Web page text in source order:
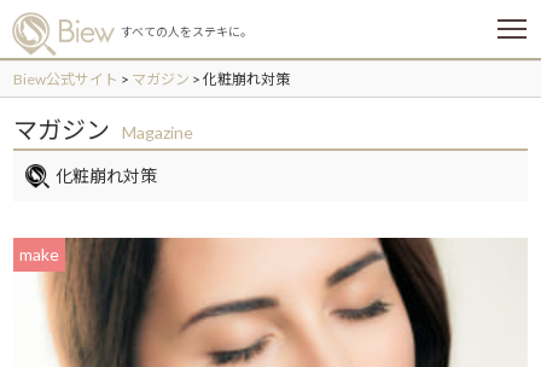
すべての人をステキに。
メ
ー
Biew公式サイト > マガジン >化粧崩れ対策
マガジン Magazine
化粧崩れ対策
make